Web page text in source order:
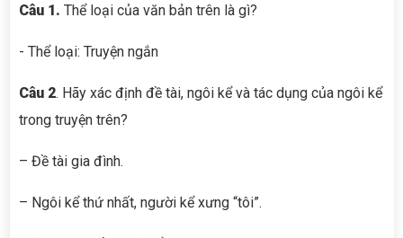
Câu 1. Thể loại của văn bản trên là gì?
- Thể loại: Truyện ngắn
Câu 2. Hãy xác định đề tài, ngôi kể và tác dụng của ngôi kể
trong truyện trên?
– Đề tài gia đình.
– Ngôi kể thứ nhất, người kể xưng “tôi”.